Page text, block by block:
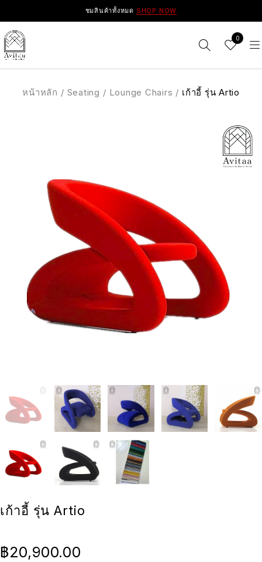
ชมสินค้าทั้งหมด SHOP NOW
0
หน้าหลัก / Seating / Lounge Chairs / เก้าอี้ รุ่น Artio
เก้าอี้ รุ่น Artio
฿20,900.00